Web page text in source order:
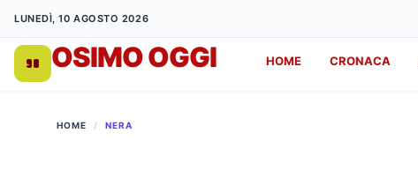
LUNEDÌ, 10 AGOSTO 2026
OSIMO OGGI HOME CRONACA
HOME / NERA